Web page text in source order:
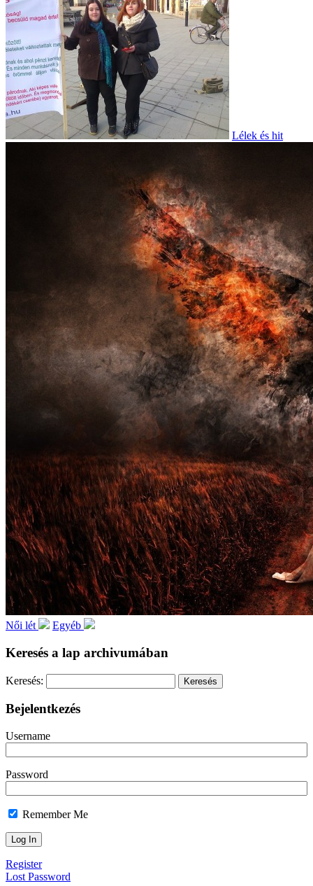
Lélek és hit
Női lét Egyéb
Keresés a lap archivumában
Keresés:
Bejelentkezés
Username
Password
Remember Me
Register
Lost Password